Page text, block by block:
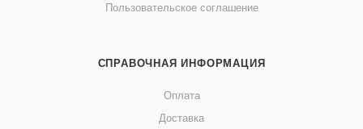
Пользовательское соглашение
СПРАВОЧНАЯ ИНФОРМАЦИЯ
Оплата
Доставка